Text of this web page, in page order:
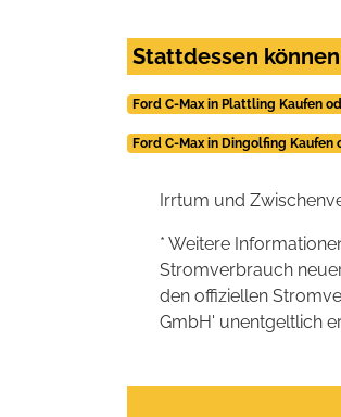
Stattdessen
Ford C-Max in Plattling Kaufen
Ford C-Max in Dingolfing Kaufen
Irrtum und
* Weitere
Stromverbrauch
den offiziellen
GmbH' unentgeltlich